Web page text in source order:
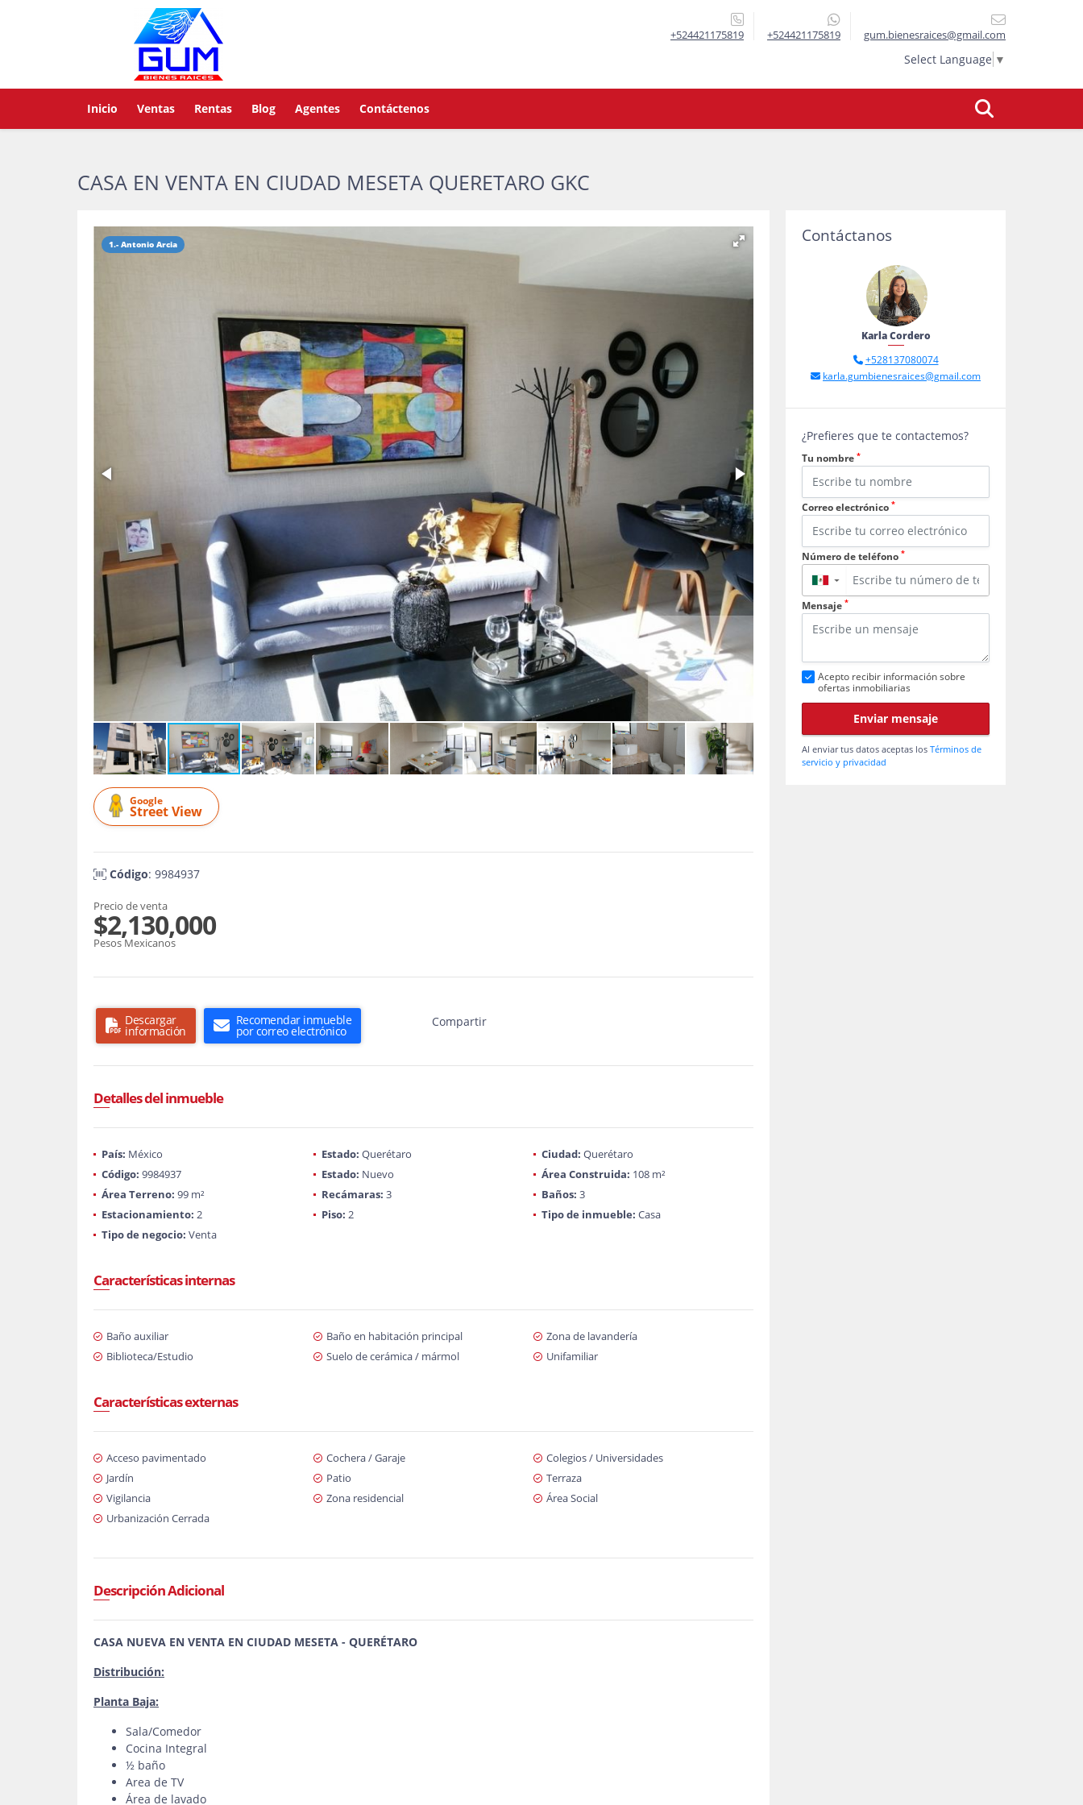
+524421175819 +524421175819 gum.bienesraices@gmail.com
Select Language ▼
Inicio Ventas Rentas Blog Agentes Contáctenos
CASA EN VENTA EN CIUDAD MESETA QUERETARO GKC
1.- Antonio Arcia
Google
Street View
Código: 9984937
Precio de venta
$2,130,000
Pesos Mexicanos
Descargar
información
Recomendar inmueble
por correo electrónico
Compartir
Detalles del inmueble
País: México Estado: Querétaro Ciudad: Querétaro
Código: 9984937 Estado: Nuevo Área Construida: 108 m²
Área Terreno: 99 m² Recámaras: 3 Baños: 3
Estacionamiento: 2 Piso: 2 Tipo de inmueble: Casa
Tipo de negocio: Venta
Características internas
Baño auxiliar Baño en habitación principal
Zona de lavandería
Biblioteca/Estudio
Suelo de cerámica / mármol Unifamiliar
Características externas
Acceso pavimentado Cochera / Garaje
Colegios / Universidades
Jardín
Patio
Terraza
Vigilancia
Zona residencial
Área Social
Urbanización Cerrada
Descripción Adicional
CASA NUEVA EN VENTA EN CIUDAD MESETA - QUERÉTARO
Distribución:
Planta Baja:
Sala/Comedor
Cocina Integral
½ baño
Area de TV
Área de lavado
Contáctanos
Karla Cordero
+528137080074
karla.gumbienesraices@gmail.com
¿Prefieres que te contactemos?
Tu nombre *
Correo electrónico *
Número de teléfono *
▼
Mensaje *
Acepto recibir información sobre
ofertas inmobiliarias
Enviar mensaje
Al enviar tus datos aceptas los Términos de
servicio y privacidad